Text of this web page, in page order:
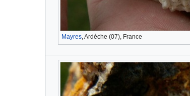
Mayres, Ardèche (07), France